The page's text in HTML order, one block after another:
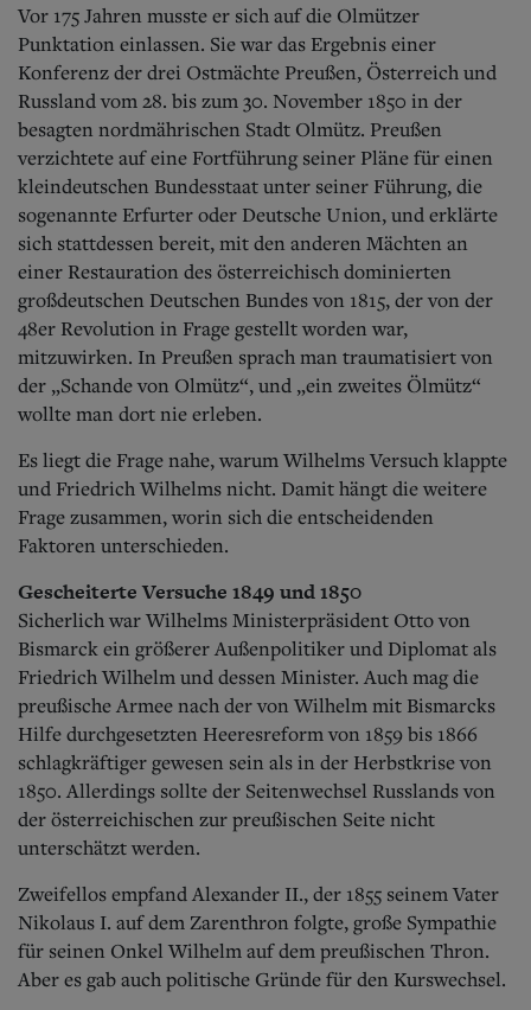
Vor 175 Jahren musste er sich auf die Olmützer
Punktation einlassen. Sie war das Ergebnis einer
Konferenz der drei Ostmächte Preußen, Österreich und
Russland vom 28. bis zum 30. November 1850 in der
besagten nordmährischen Stadt Olmütz. Preußen
verzichtete auf eine Fortführung seiner Pläne für einen
kleindeutschen Bundesstaat unter seiner Führung, die
sogenannte Erfurter oder Deutsche Union, und erklärte
sich stattdessen bereit, mit den anderen Mächten an
einer Restauration des österreichisch dominierten
großdeutschen Deutschen Bundes von 1815, der von der
48er Revolution in Frage gestellt worden war,
mitzuwirken. In Preußen sprach man traumatisiert von
der „Schande von Olmütz“, und „ein zweites Ölmütz“
wollte man dort nie erleben.
Es liegt die Frage nahe, warum Wilhelms Versuch klappte
und Friedrich Wilhelms nicht. Damit hängt die weitere
Frage zusammen, worin sich die entscheidenden
Faktoren unterschieden.
Gescheiterte Versuche 1849 und 1850
Sicherlich war Wilhelms Ministerpräsident Otto von
Bismarck ein größerer Außenpolitiker und Diplomat als
Friedrich Wilhelm und dessen Minister. Auch mag die
preußische Armee nach der von Wilhelm mit Bismarcks
Hilfe durchgesetzten Heeresreform von 1859 bis 1866
schlagkräftiger gewesen sein als in der Herbstkrise von
1850. Allerdings sollte der Seitenwechsel Russlands von
der österreichischen zur preußischen Seite nicht
unterschätzt werden.
Zweifellos empfand Alexander II., der 1855 seinem Vater
Nikolaus I. auf dem Zarenthron folgte, große Sympathie
für seinen Onkel Wilhelm auf dem preußischen Thron.
Aber es gab auch politische Gründe für den Kurswechsel.